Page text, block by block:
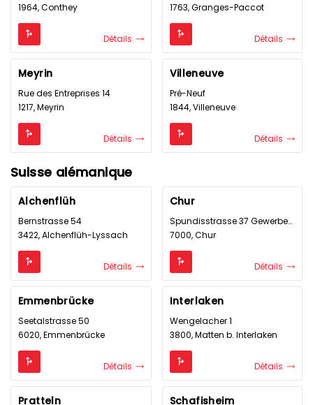
1964, Conthey
Détails
1763, Granges-Paccot
Détails
Meyrin
Rue des Entreprises 14
1217, Meyrin
Détails
Villeneuve
Pré-Neuf
1844, Villeneuve
Détails
Suisse alémanique
Alchenflüh
Bernstrasse 54
3422, Alchenflüh-Lyssach
Détails
Chur
Spundisstrasse 37 Gewerbezone Spundisstrasse
7000, Chur
Détails
Emmenbrücke
Seetalstrasse 50
6020, Emmenbrücke
Détails
Interlaken
Wengelacher 1
3800, Matten b. Interlaken
Détails
Pratteln Schafisheim